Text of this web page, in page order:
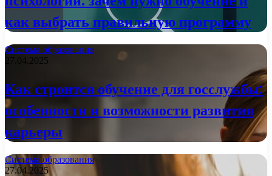
как выбрать правильную программу
Система образования
27.04.2025
Как строится обучение для госслужбы:
особенности и возможности развития
карьеры
Система образования
27.04.2025